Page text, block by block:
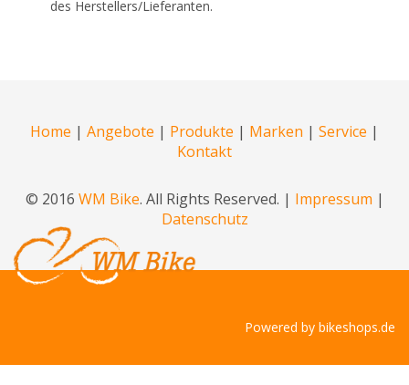
des Herstellers/Lieferanten.
Home | Angebote | Produkte | Marken | Service |
Kontakt
© 2016 WM Bike. All Rights Reserved. | Impressum |
Datenschutz
Powered by bikeshops.de